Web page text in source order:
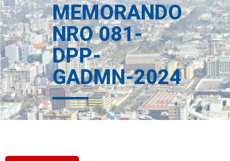
MEMORANDO
NRO 081-
DPP-
GADMN-2024